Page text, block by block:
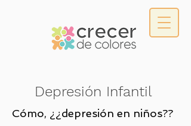
Depresión Infantil
Cómo, ¿¿depresión en niños??